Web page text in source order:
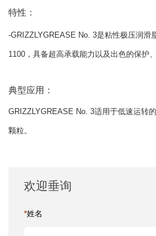
特性：
-GRIZZLYGREASE No. 3是粘性极压润滑
1100，具备超高承载能力以及出色的保护
典型应用：
GRIZZLYGREASE No. 3适用于低速运转
颗粒。
欢迎垂询
*姓名